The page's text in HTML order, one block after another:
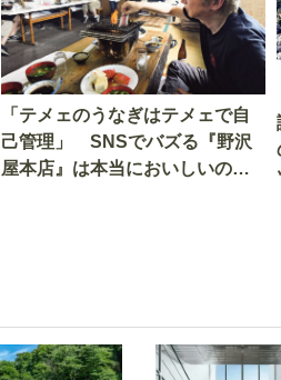
「テメェのうなぎはテメェで自
己管理」 SNSでバズる『野沢
屋本店』は本当においしいの